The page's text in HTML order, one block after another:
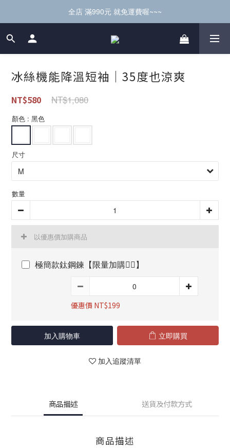
全店 滿990元 就免運費喔~~~
冰絲機能降溫短袖｜35度也涼爽
NT$580 NT$1,080
顏色 : 黑色
尺寸
數量
以優惠價加購商品
極簡款鈦鋼鍊【限量加購👇🏻】
優惠價 NT$199
加入購物車 立即購買
加入追蹤清單
商品描述 送貨及付款方式
商品描述